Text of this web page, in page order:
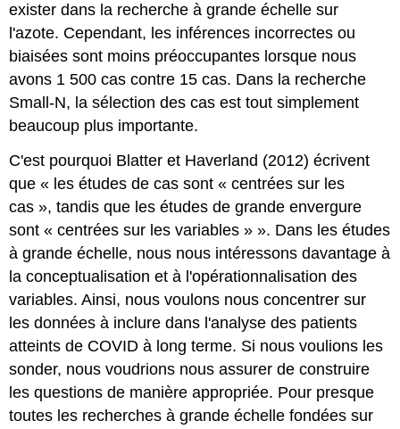
exister dans la recherche à grande échelle sur
l'azote. Cependant, les inférences incorrectes ou
biaisées sont moins préoccupantes lorsque nous
avons 1 500 cas contre 15 cas. Dans la recherche
Small-N, la sélection des cas est tout simplement
beaucoup plus importante.
C'est pourquoi Blatter et Haverland (2012) écrivent
que « les études de cas sont « centrées sur les
cas », tandis que les études de grande envergure
sont « centrées sur les variables » ». Dans les études
à grande échelle, nous nous intéressons davantage à
la conceptualisation et à l'opérationnalisation des
variables. Ainsi, nous voulons nous concentrer sur
les données à inclure dans l'analyse des patients
atteints de COVID à long terme. Si nous voulions les
sonder, nous voudrions nous assurer de construire
les questions de manière appropriée. Pour presque
toutes les recherches à grande échelle fondées sur